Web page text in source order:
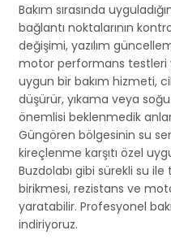
Bakım sırasında
bağlantı noktalarının
değişimi, yazılım
motor performans testleri
uygun bir bakım hizmeti,
düşürür, yıkama veya
önemlisi beklenmedik
Güngören bölgesinin su
kireçlenme karşıtı özel
Buzdolabı gibi sürekli su
birikmesi, rezistans ve
yaratabilir. Profesyonel
indiriyoruz.